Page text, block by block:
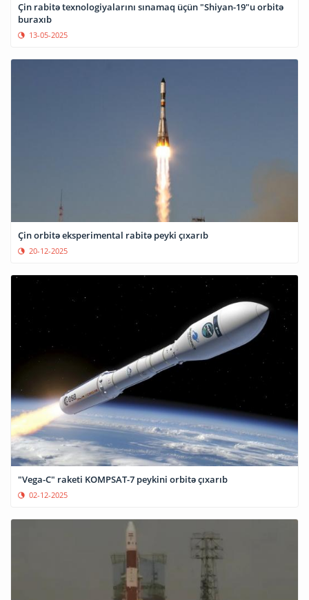
Çin rabitə texnologiyalarını sınamaq üçün "Shiyan-19"u orbitə
buraxıb
13-05-2025
Çin orbitə eksperimental rabitə peyki çıxarıb
20-12-2025
"Vega-C" raketi KOMPSAT-7 peykini orbitə çıxarıb
02-12-2025